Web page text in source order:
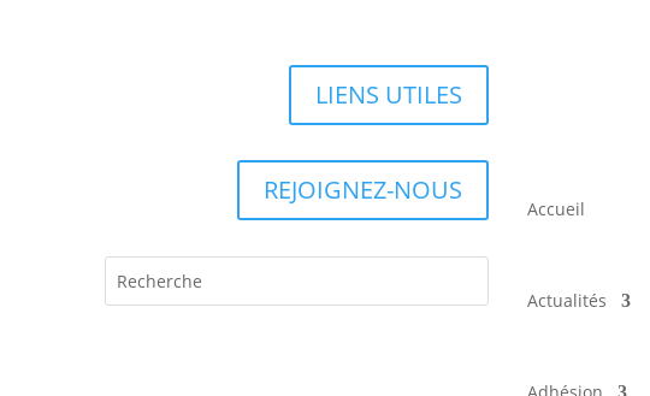
Accueil
Actualités
LIENS UTILES
REJOIGNEZ-NOUS